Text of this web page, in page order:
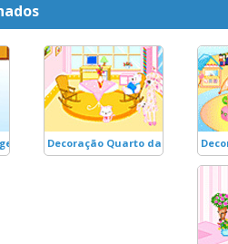
de Inverno
Decoração Quarto das Bonecas